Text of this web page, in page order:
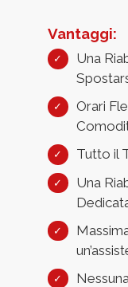
Vantaggi:
Una
Orari
Tutto il
Una